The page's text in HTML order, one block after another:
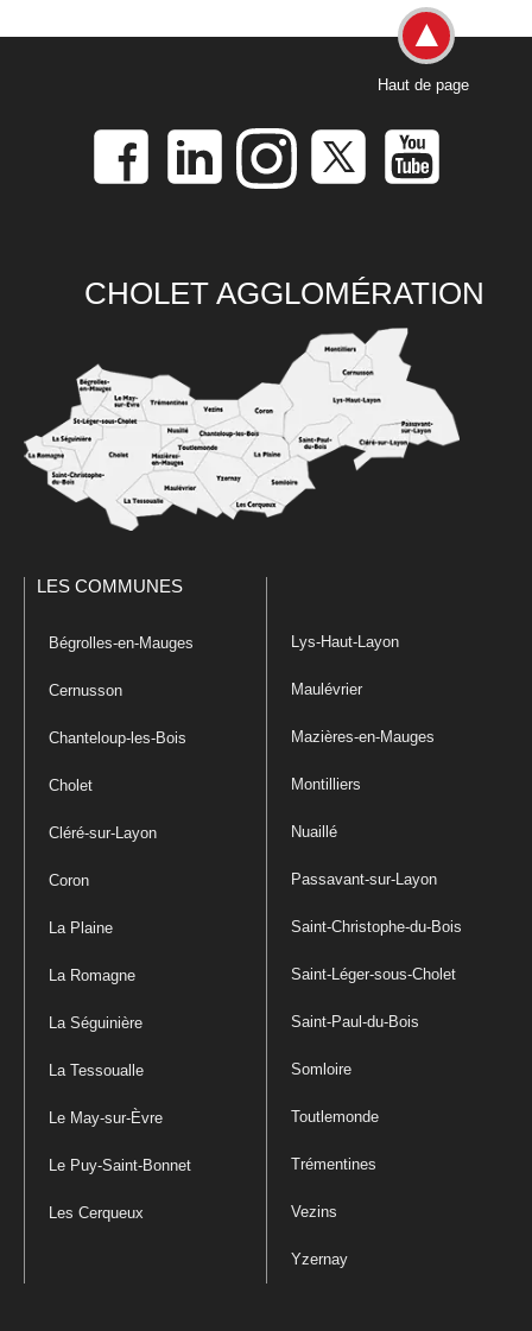
Haut de page
CHOLET AGGLOMÉRATION
LES COMMUNES
Bégrolles-en-Mauges
Cernusson
Chanteloup-les-Bois
Cholet
Cléré-sur-Layon
Coron
La Plaine
La Romagne
La Séguinière
La Tessoualle
Le May-sur-Èvre
Le Puy-Saint-Bonnet
Les Cerqueux
Lys-Haut-Layon
Maulévrier
Mazières-en-Mauges
Montilliers
Nuaillé
Passavant-sur-Layon
Saint-Christophe-du-Bois
Saint-Léger-sous-Cholet
Saint-Paul-du-Bois
Somloire
Toutlemonde
Trémentines
Vezins
Yzernay